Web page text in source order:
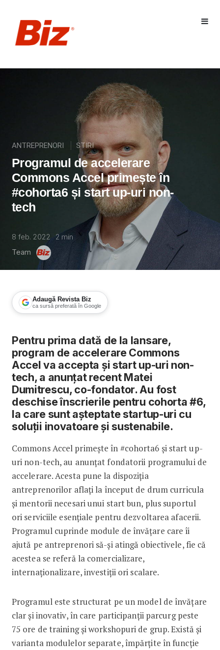
ANTREPRENORI STIRI
Programul de accelerare
Commons Accel primește în
#cohorta6 și start up-uri non-
tech
8 feb. 2022 2 min
Team
Adaugă Revista Biz
ca sursă preferată în Google
Programul de accelerare Commons
Pentru prima dată de la lansare,
program de accelerare Commons
Accel va accepta și start up-uri non-
tech, a anunțat recent Matei
Dumitrescu, co-fondator. Au fost
deschise înscrierile pentru cohorta #6,
la care sunt așteptate startup-uri cu
soluții inovatoare și sustenabile.
Commons Accel primește în #cohorta6 și start up-
uri non-tech, au anunțat fondatorii programului de
accelerare. Acesta pune la dispoziția
antreprenorilor aflați la început de drum curricula
și mentorii necesari unui start bun, plus suportul
ori serviciile esențiale pentru dezvoltarea afacerii.
Programul cuprinde module de învățare care îi
ajută pe antreprenori să-și atingă obiectivele, fie că
acestea se referă la comercializare,
internaționalizare, investiții ori scalare.
Programul este structurat pe un model de învățare
clar și inovativ, în care participanții parcurg peste
75 ore de training și workshopuri de grup. Există și
varianta modulelor separate, împărțite în funcție